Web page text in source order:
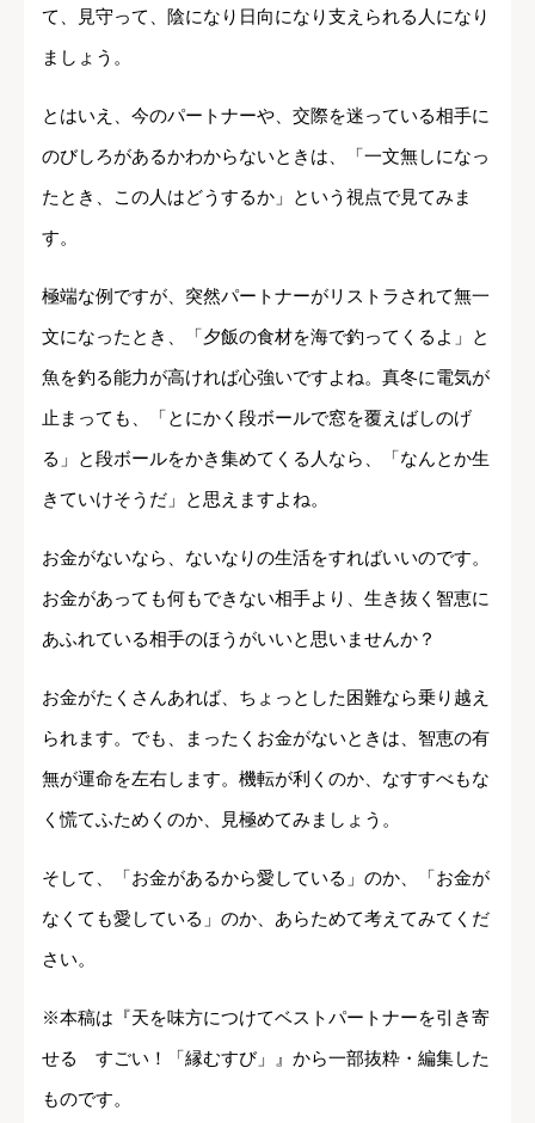
て、見守って、陰になり日向になり支えられる人になり
ましょう。
とはいえ、今のパートナーや、交際を迷っている相手に
のびしろがあるかわからないときは、「一文無しになっ
たとき、この人はどうするか」という視点で見てみま
す。
極端な例ですが、突然パートナーがリストラされて無一
文になったとき、「夕飯の食材を海で釣ってくるよ」と
魚を釣る能力が高ければ心強いですよね。真冬に電気が
止まっても、「とにかく段ボールで窓を覆えばしのげ
る」と段ボールをかき集めてくる人なら、「なんとか生
きていけそうだ」と思えますよね。
お金がないなら、ないなりの生活をすればいいのです。
お金があっても何もできない相手より、生き抜く智恵に
あふれている相手のほうがいいと思いませんか？
お金がたくさんあれば、ちょっとした困難なら乗り越え
られます。でも、まったくお金がないときは、智恵の有
無が運命を左右します。機転が利くのか、なすすべもな
く慌てふためくのか、見極めてみましょう。
そして、「お金があるから愛している」のか、「お金が
なくても愛している」のか、あらためて考えてみてくだ
さい。
※本稿は『天を味方につけてベストパートナーを引き寄
せる すごい！「縁むすび」』から一部抜粋・編集した
ものです。